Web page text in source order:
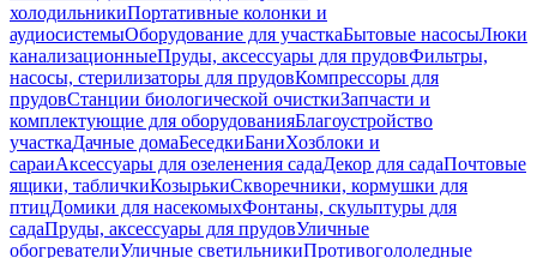
холодильникиПортативные колонки и
аудиосистемыОборудование для участкаБытовые насосыЛюки
канализационныеПруды, аксессуары для прудовФильтры,
насосы, стерилизаторы для прудовКомпрессоры для
прудовСтанции биологической очисткиЗапчасти и
комплектующие для оборудованияБлагоустройство
участкаДачные домаБеседкиБаниХозблоки и
сараиАксессуары для озеленения садаДекор для садаПочтовые
ящики, табличкиКозырькиСкворечники, кормушки для
птицДомики для насекомыхФонтаны, скульптуры для
садаПруды, аксессуары для прудовУличные
обогревателиУличные светильникиПротивогололедные